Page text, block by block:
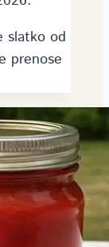
slatko od
prenose